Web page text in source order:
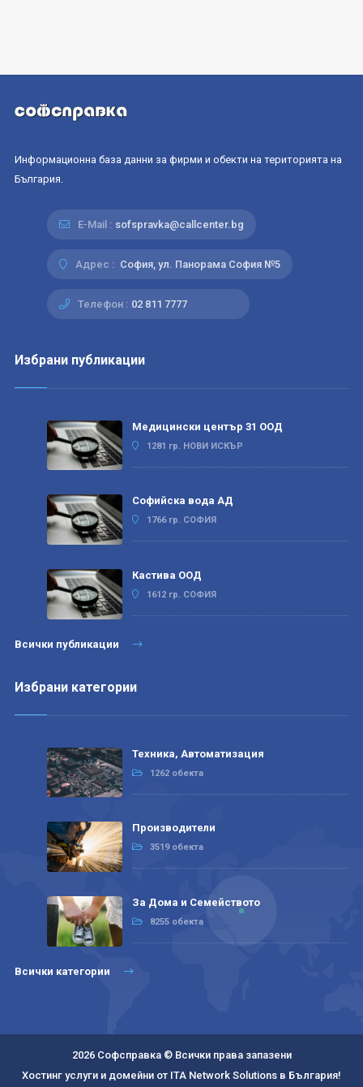
Информационна база данни за фирми и обекти на територията на
България.
E-Mail : sofspravka@callcenter.bg
Адрес : София, ул. Панорама София №5
Телефон : 02 811 7777
Избрани публикации
Медицински център 31 ООД
1281 гр. НОВИ ИСКЪР
Софийска вода АД
1766 гр. СОФИЯ
Кастива ООД
1612 гр. СОФИЯ
Всички публикации
Избрани категории
Техника, Автоматизация
1262 обекта
Производители
3519 обекта
За Дома и Семейството
8255 обекта
Всички категории
2026 Софсправка © Всички права запазени
Хостинг услуги и домейни от ITA Network Solutions в България!